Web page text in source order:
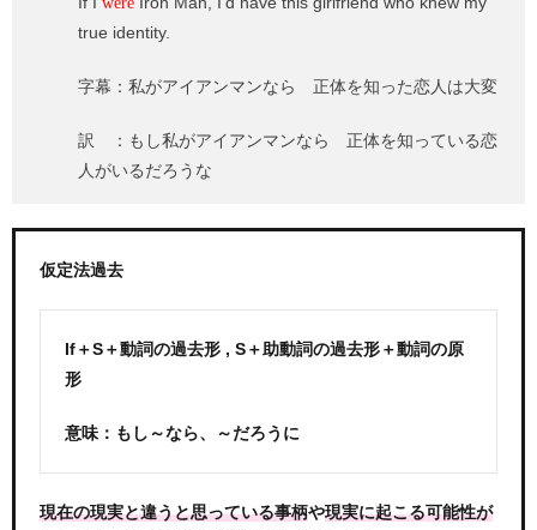
true identity.
字幕：私がアイアンマンなら 正体を知った恋人は大変
訳 ：もし私がアイアンマンなら 正体を知っている恋
人がいるだろうな
仮定法過去
If＋S＋動詞の過去形 , S＋助動詞の過去形＋動詞の原
形
意味：もし～なら、～だろうに
現在の現実と違うと思っている事柄や現実に起こる可能性が